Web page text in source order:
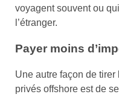
voyagent souvent ou
l’étranger.
Payer moins
Une autre façon de
privés offshore est de